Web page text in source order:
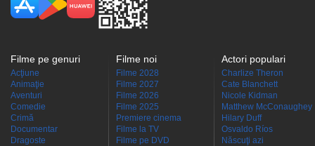
Filme pe genuri
Acţiune
Animaţie
Aventuri
Comedie
Crimă
Documentar
Dragoste
Filme noi
Filme 2028
Filme 2027
Filme 2026
Filme 2025
Premiere cinema
Filme la TV
Filme pe DVD
Actori populari
Charlize Theron
Cate Blanchett
Nicole Kidman
Matthew McConaughey
Hilary Duff
Osvaldo Ríos
Născuţi azi